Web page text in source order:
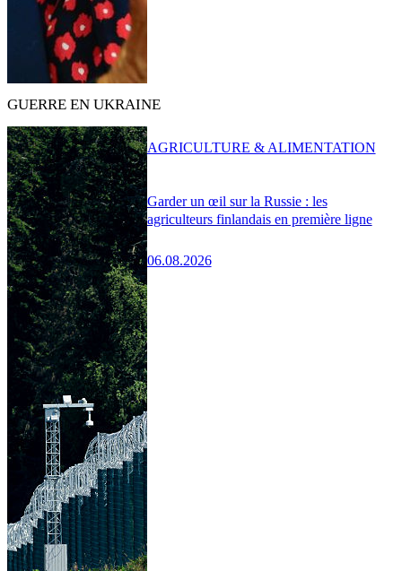
GUERRE EN UKRAINE
Garder un œil sur la Russie : les
agriculteurs finlandais en première ligne
06.08.2026
AGRICULTURE & ALIMENTATION